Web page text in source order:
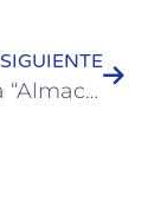
SIGUIENTE
La muestra “Almacenes de Entre Ríos” será presentada en Colón y luego iniciará su recorrido itinerante